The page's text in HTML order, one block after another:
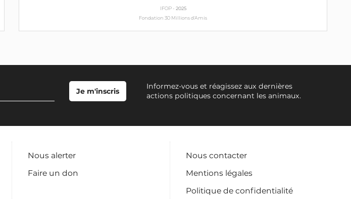
IFOP - 2025
Fondation 30 Millions d'Amis
Informez-vous et réagissez aux dernières
actions politiques concernant les animaux.
Nous alerter
Faire un don
Nous contacter
Mentions légales
Politique de confidentialité